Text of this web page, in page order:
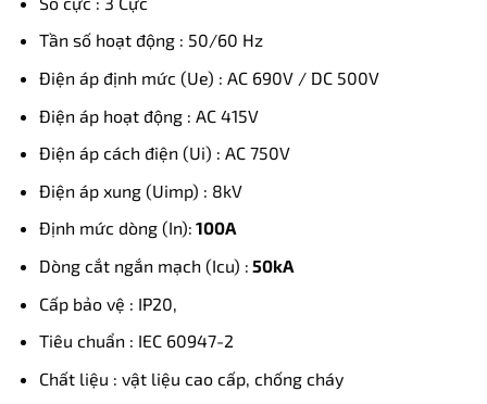
Tần số hoạt động : 50/60 Hz
Điện áp định mức (Ue) : AC 690V / DC 500V
Điện áp hoạt động : AC 415V
Điện áp cách điện (Ui) : AC 750V
Điện áp xung (Uimp) : 8kV
Định mức dòng (In): 100A
Dòng cắt ngắn mạch (Icu) : 50kA
Cấp bảo vệ : IP20,
Tiêu chuẩn : IEC 60947-2
Chất liệu : vật liệu cao cấp, chống cháy